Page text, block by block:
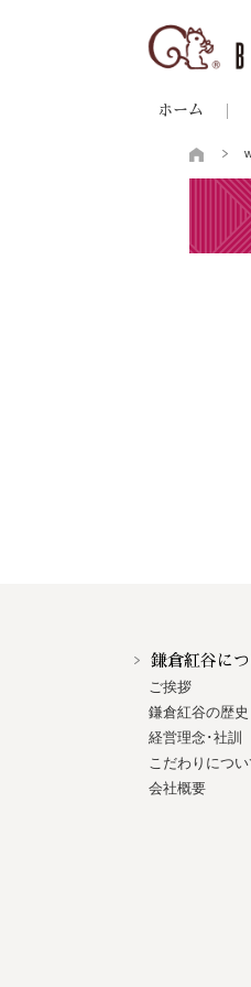
ホーム
鎌倉紅谷に
ご挨拶
鎌倉紅谷の歴史
経営理念･社訓
こだわりについ
会社概要